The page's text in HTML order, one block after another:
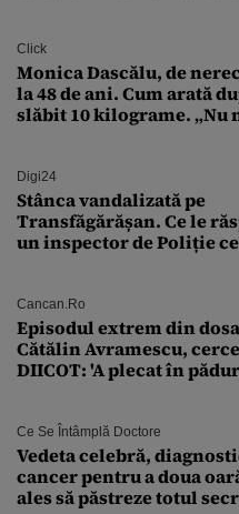
Click
Monica Dascălu, de
la 48 de ani. Cum arată
slăbit 10 kilograme. „Nu
Digi24
Stânca vandalizată pe
Transfăgărășan. Ce le
un inspector de Poliție
Cancan.ro
Episodul extrem din
Cătălin Avramescu,
DIICOT: 'A plecat în
Ce Se Întâmplă Doctore
Vedeta celebră,
cancer pentru a doua
ales să păstreze totul